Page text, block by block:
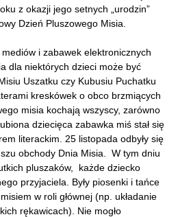
z okazji jego setnych „urodzin”
Dzień Pluszowego Misia.
i zabawek elektronicznych
dla niektórych dzieci może być
Uszatku czy Kubusiu Puchatku
kreskówek o obco brzmiących
misia kochają wszyscy, zarówno
dziecięca zabawka miś stał się
literackim. 25 listopada odbyły się
obchody Dnia Misia. W tym dniu
pluszaków, każde dziecko
przyjaciela. Były piosenki i tańce
w roli głównej (np. układanie
rękawicach). Nie mogło